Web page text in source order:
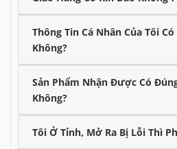
Thông Tin Cá Nhân Của Tôi
Không?
Sản Phẩm Nhận Được Có
Không?
Tôi Ở Tỉnh, Mở Ra Bị Lỗi Thì